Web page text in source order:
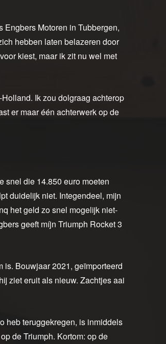
Engbers Motoren in Tubbergen,
hebben laten belazeren door
kiest, maar ik zit nu wel met
Ik zou dolgraag achterop
er maar één achterwerk op de
snel die 14.850 euro moeten
duidelijk niet. Integendeel, mijn
het geld zo snel mogelijk niet-
geeft míjn Triumph Rocket 3
is. Bouwjaar 2021, geïmporteerd
ziet eruit als nieuw. Zachtjes aai
heb teruggekregen, is inmiddels
de Triumph. Kortom: op de